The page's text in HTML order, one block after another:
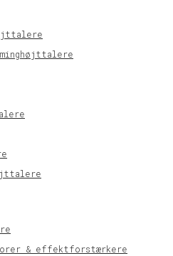
& effektforstærkere